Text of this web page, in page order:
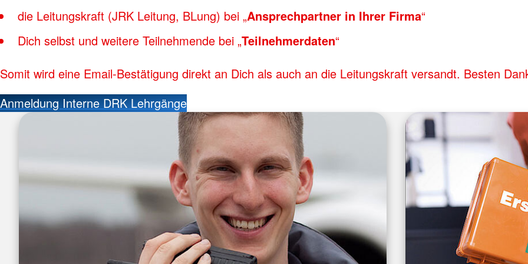
die Leitungskraft (JRK Leitung, BLung) bei „Ansprechpartner in Ihrer Firma“
Dich selbst und weitere Teilnehmende bei „Teilnehmerdaten“
Somit wird eine Email-Bestätigung direkt an Dich als auch an die Leitungskraft versandt. Besten
Anmeldung Interne DRK Lehrgänge